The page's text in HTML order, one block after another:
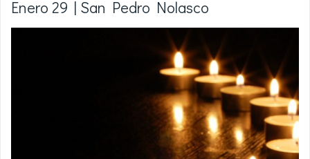
Enero 29 | San Pedro Nolasco